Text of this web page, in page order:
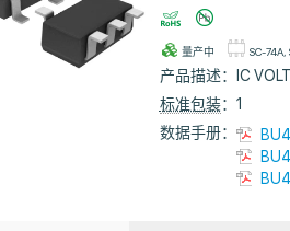
量产中 SC-74A,
产品描述：
IC
标准包装：1
数据手册：